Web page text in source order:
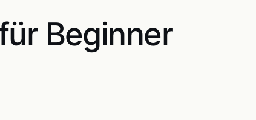
Beginner